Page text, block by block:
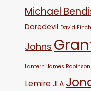
Michael
Daredevil David Finch
Johns
Lantern James Robinson
Lemire JLA